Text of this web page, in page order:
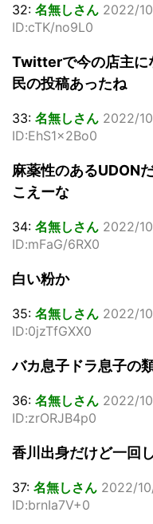
32: 名無しさん 2022/
ID:cTK/no9L0
Twitterで今の店主に
民の投稿あったね
33: 名無しさん 2022/
ID:EhS1x2Bo0
麻薬性のあるUDON
こえーな
34: 名無しさん 2022/
ID:mFaG/6RX0
白い粉か
35: 名無しさん 2022/
ID:0jzTfGXX0
バカ息子ドラ息子の
36: 名無しさん 2022/
ID:zrORJB4p0
香川出身だけど一回
37: 名無しさん 2022/
ID:brnIa7V+0